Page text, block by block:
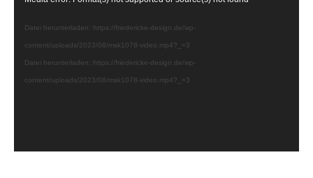
Datei herunterladen: https://friedericke-design.de/wp-
content/uploads/2023/08/msk1078-video.mp4?_=3
Datei herunterladen: https://friedericke-design.de/wp-
content/uploads/2023/08/msk1078-video.mp4?_=3